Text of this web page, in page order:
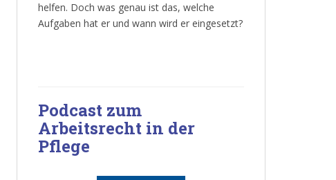
helfen. Doch was genau ist das, welche
Aufgaben hat er und wann wird er eingesetzt?
Podcast zum
Arbeitsrecht in der
Pflege